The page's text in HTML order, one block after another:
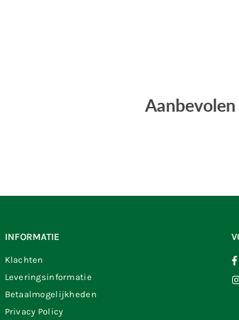
INFORMATIE
Klachten
Leveringsinformatie
Betaalmogelijkheden
Privacy Policy